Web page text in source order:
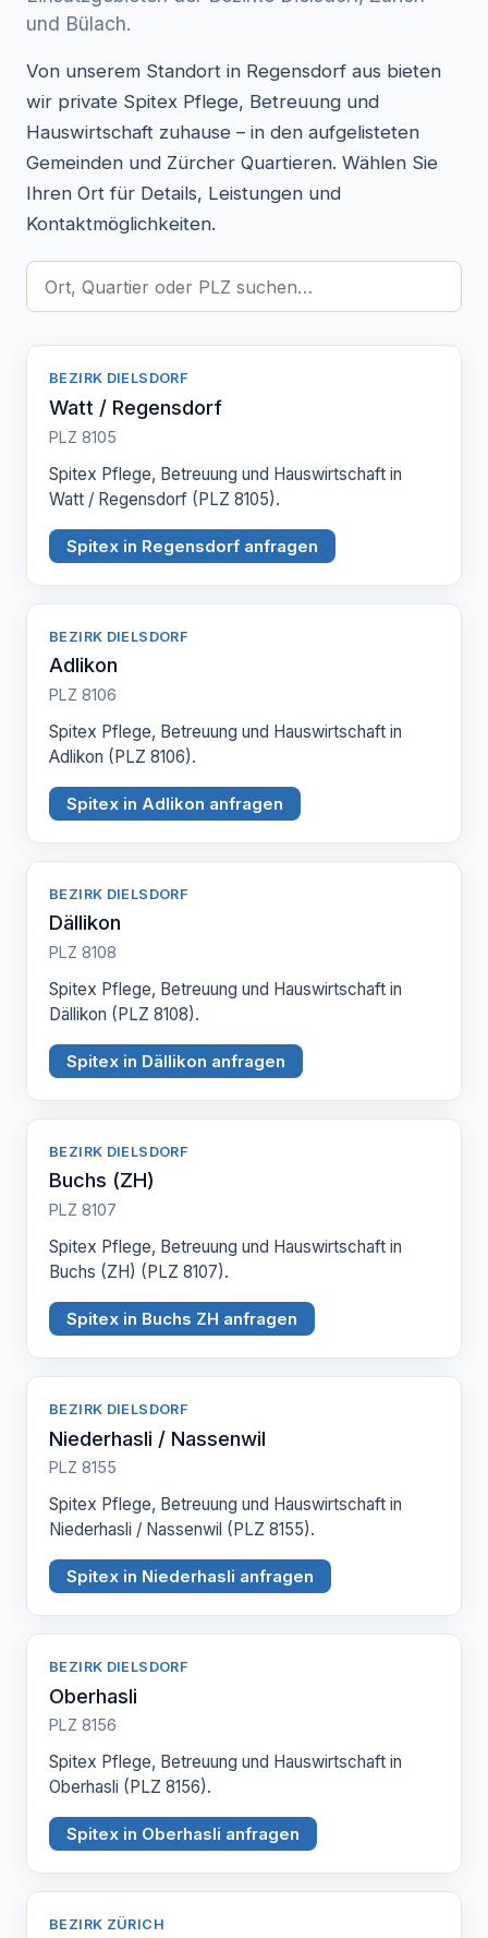
und Bülach.
Von unserem Standort in Regensdorf aus bieten
wir private Spitex Pflege, Betreuung und
Hauswirtschaft zuhause – in den aufgelisteten
Gemeinden und Zürcher Quartieren. Wählen Sie
Ihren Ort für Details, Leistungen und
Kontaktmöglichkeiten.
BEZIRK DIELSDORF
Watt / Regensdorf
PLZ 8105
Spitex Pflege, Betreuung und Hauswirtschaft in
Watt / Regensdorf (PLZ 8105).
Spitex in Regensdorf anfragen
BEZIRK DIELSDORF
Adlikon
PLZ 8106
Spitex Pflege, Betreuung und Hauswirtschaft in
Adlikon (PLZ 8106).
Spitex in Adlikon anfragen
BEZIRK DIELSDORF
Dällikon
PLZ 8108
Spitex Pflege, Betreuung und Hauswirtschaft in
Dällikon (PLZ 8108).
Spitex in Dällikon anfragen
BEZIRK DIELSDORF
Buchs (ZH)
PLZ 8107
Spitex Pflege, Betreuung und Hauswirtschaft in
Buchs (ZH) (PLZ 8107).
Spitex in Buchs ZH anfragen
BEZIRK DIELSDORF
Niederhasli / Nassenwil
PLZ 8155
Spitex Pflege, Betreuung und Hauswirtschaft in
Niederhasli / Nassenwil (PLZ 8155).
Spitex in Niederhasli anfragen
BEZIRK DIELSDORF
Oberhasli
PLZ 8156
Spitex Pflege, Betreuung und Hauswirtschaft in
Oberhasli (PLZ 8156).
Spitex in Oberhasli anfragen
BEZIRK ZÜRICH